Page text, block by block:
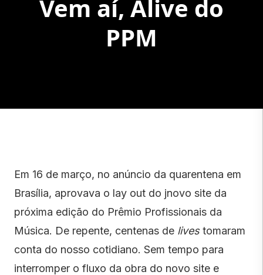
Vem aí, Alive do
PPM
Em 16 de março, no anúncio da quarentena em
Brasília, aprovava o lay out do jnovo site da
próxima edição do Prêmio Profissionais da
Música. De repente, centenas de livestomaram
conta do nosso cotidiano. Sem tempo para
interromper o fluxo da obra do novo site e